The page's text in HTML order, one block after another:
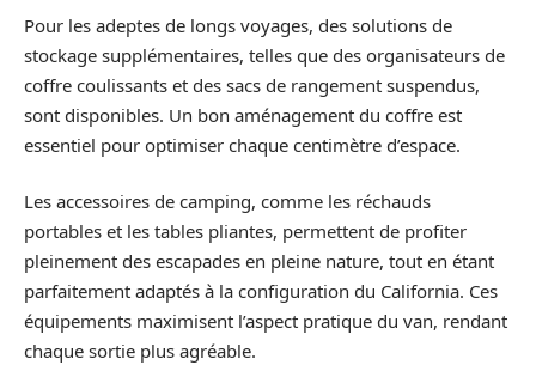
Pour les adeptes de longs voyages, des solutions de
stockage supplémentaires, telles que des organisateurs de
coffre coulissants et des sacs de rangement suspendus,
sont disponibles. Un bon aménagement du coffre est
essentiel pour optimiser chaque centimètre d’espace.
Les accessoires de camping, comme les réchauds
portables et les tables pliantes, permettent de profiter
pleinement des escapades en pleine nature, tout en étant
parfaitement adaptés à la configuration du California. Ces
équipements maximisent l’aspect pratique du van, rendant
chaque sortie plus agréable.